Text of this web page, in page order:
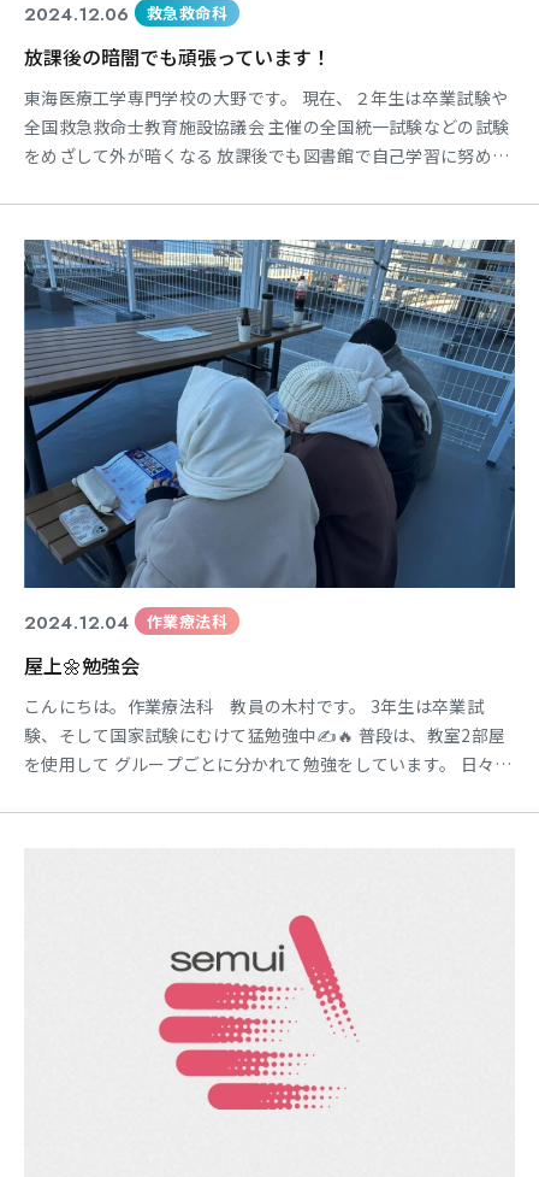
2024.12.06 救急救命科
放課後の暗闇でも頑張っています！
東海医療工学専門学校の大野です。 現在、２年生は卒業試験や
全国救急救命士教育施設協議会 主催の全国統一試験などの試験
をめざして外が暗くなる 放課後でも図書館で自己学習に努めて
仲間と協力し合っています。 結果論かもしれませんが・・・ 救
急救命士としての資質やチーム医療としての協調性
2024.12.04 作業療法科
屋上🌼勉強会
こんにちは。作業療法科 教員の木村です。 3年生は卒業試
験、そして国家試験にむけて猛勉強中✍🔥 普段は、教室2部屋
を使用して グループごとに分かれて勉強をしています。 日々、